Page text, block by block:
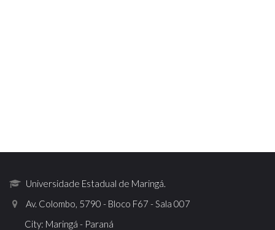
Universidade Estadual de Maringá.
Av. Colombo, 5790 - Bloco F67 - Sala 007
City: Maringá - Paraná